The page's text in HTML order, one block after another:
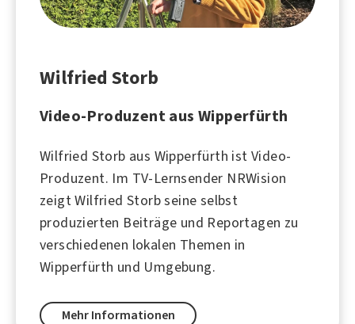
Wilfried Storb
Video-Produzent aus Wipperfürth
Wilfried Storb aus Wipperfürth ist Video-
Produzent. Im TV-Lernsender NRWision
zeigt Wilfried Storb seine selbst
produzierten Beiträge und Reportagen zu
verschiedenen lokalen Themen in
Wipperfürth und Umgebung.
Mehr Informationen